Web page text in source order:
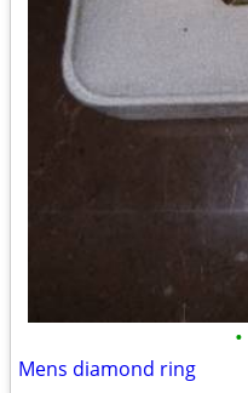
•
Mens diamond ring